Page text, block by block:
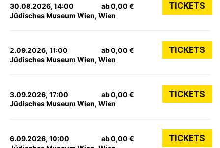
30.08.2026, 14:00
Jüdisches Museum Wien, Wien
ab 0,00 € TICKETS
2.09.2026, 11:00
Jüdisches Museum Wien, Wien
ab 0,00 € TICKETS
3.09.2026, 17:00
Jüdisches Museum Wien, Wien
ab 0,00 € TICKETS
6.09.2026, 10:00
ab 0,00 € TICKETS